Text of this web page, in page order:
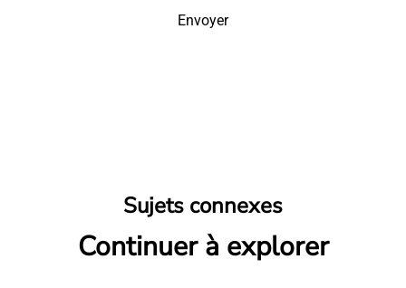
Envoyer
Sujets connexes
Continuer à explorer